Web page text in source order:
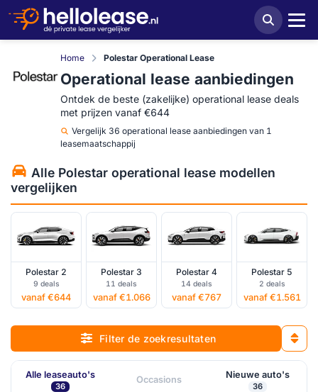
Home Polestar Operational Lease
Operational lease aanbiedingen
Ontdek de beste (zakelijke) operational lease deals
met prijzen vanaf €644
Vergelijk 36 operational lease aanbiedingen van 1
leasemaatschappij
Alle Polestar operational lease modellen
vergelijken
Polestar 2
9 deals
vanaf €644
Polestar 3
11 deals
vanaf €1.066
Polestar 4
14 deals
vanaf €767
Polestar 5
2 deals
vanaf €1.561
Filter de zoekresultaten
Alle leaseauto's
36
Occasions Nieuwe auto's
36